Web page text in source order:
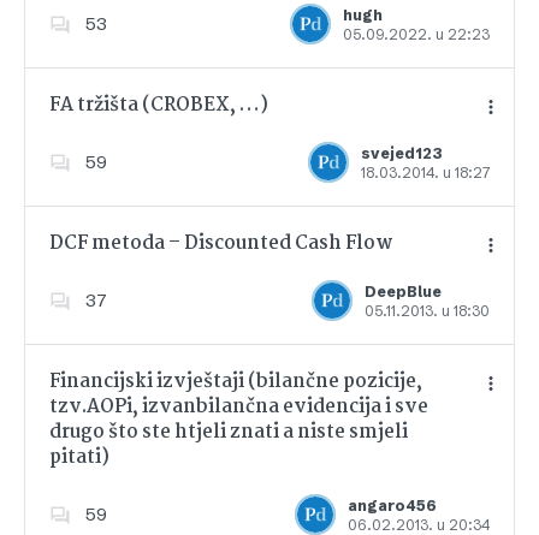
53
hugh
05.09.2022. u 22:23
Dodajte u favorite
FA tržišta (CROBEX, …)
59
svejed123
18.03.2014. u 18:27
Dodajte u favorite
DCF metoda – Discounted Cash Flow
37
DeepBlue
05.11.2013. u 18:30
Dodajte u favorite
Financijski izvještaji (bilančne pozicije,
tzv.AOPi, izvanbilančna evidencija i sve
drugo što ste htjeli znati a niste smjeli
pitati)
59
angaro456
06.02.2013. u 20:34